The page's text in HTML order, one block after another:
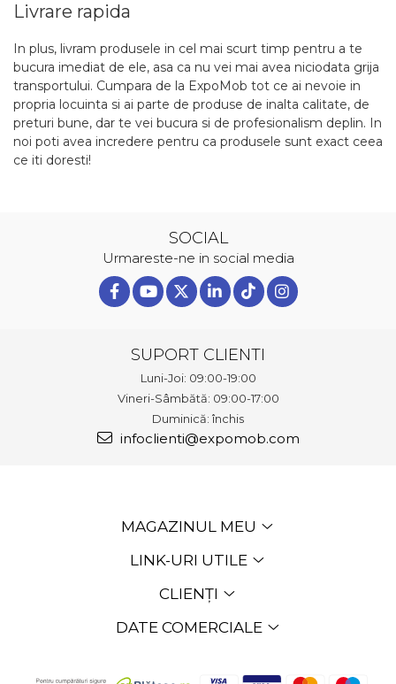
Livrare rapida
In plus, livram produsele in cel mai scurt timp pentru a te
bucura imediat de ele, asa ca nu vei mai avea niciodata grija
transportului. Cumpara de la ExpoMob tot ce ai nevoie in
propria locuinta si ai parte de produse de inalta calitate, de
preturi bune, dar te vei bucura si de profesionalism deplin. In
noi poti avea incredere pentru ca produsele sunt exact ceea
ce iti doresti!
SOCIAL
Urmareste-ne in social media
SUPORT CLIENTI
Luni-Joi: 09:00-19:00
Vineri-Sâmbătă: 09:00-17:00
Duminică: închis
infoclienti@expomob.com
MAGAZINUL MEU
LINK-URI UTILE
CLIENȚI
DATE COMERCIALE